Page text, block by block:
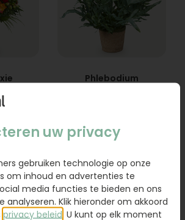
Phlebodium
Bestel
uw privacy
gebruiken technologie op onze
om inhoud en advertenties te
media functies te bieden en ons
analyseren. Klik hieronder om akkoord
privacy beleid . U kunt op elk moment